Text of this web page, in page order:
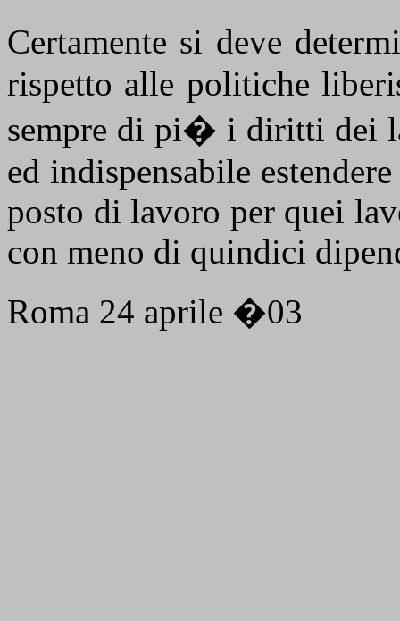
Certamente si deve
rispetto alle politiche
sempre di pi� i diritti dei
ed indispensabile
posto di lavoro per quei
con meno di quindici
Roma 24 aprile �03